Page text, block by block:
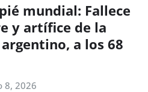
mundial: Fallece
y artífice de la
a los 68
8, 2026